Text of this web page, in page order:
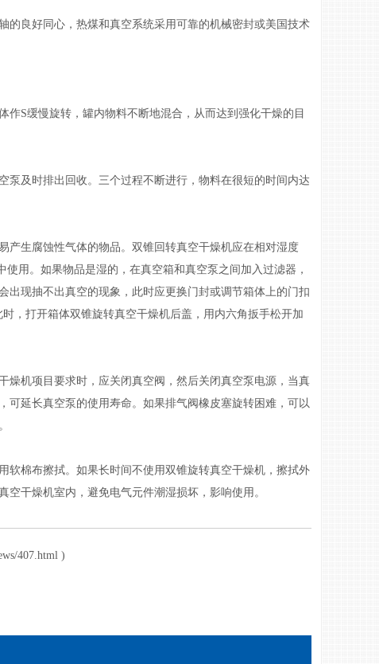
良好同心，热煤和真空系统采用可靠的机械密封或美国技术
S缓慢旋转，罐内物料不断地混合，从而达到强化干燥的目
及时排出回收。三个过程不断进行，物料在很短的时间内达
生腐蚀性气体的物品。双锥回转真空干燥机应在相对湿度
用。如果物品是湿的，在真空箱和真空泵之间加入过滤器，
出现抽不出真空的现象，此时应更换门封或调节箱体上的门扣
，打开箱体双锥旋转真空干燥机后盖，用内六角扳手松开加
机项目要求时，应关闭真空阀，然后关闭真空泵电源，当真
可延长真空泵的使用寿命。如果排气阀橡皮塞旋转困难，可以
棉布擦拭。如果长时间不使用双锥旋转真空干燥机，擦拭外
干燥机室内，避免电气元件潮湿损坏，影响使用。
407.html )